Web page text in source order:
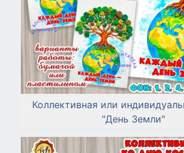
Коллективная или
"День Земли"